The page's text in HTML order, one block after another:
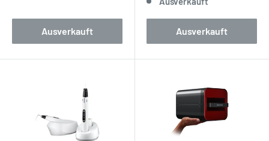
Ausverkauft Ausverkauft